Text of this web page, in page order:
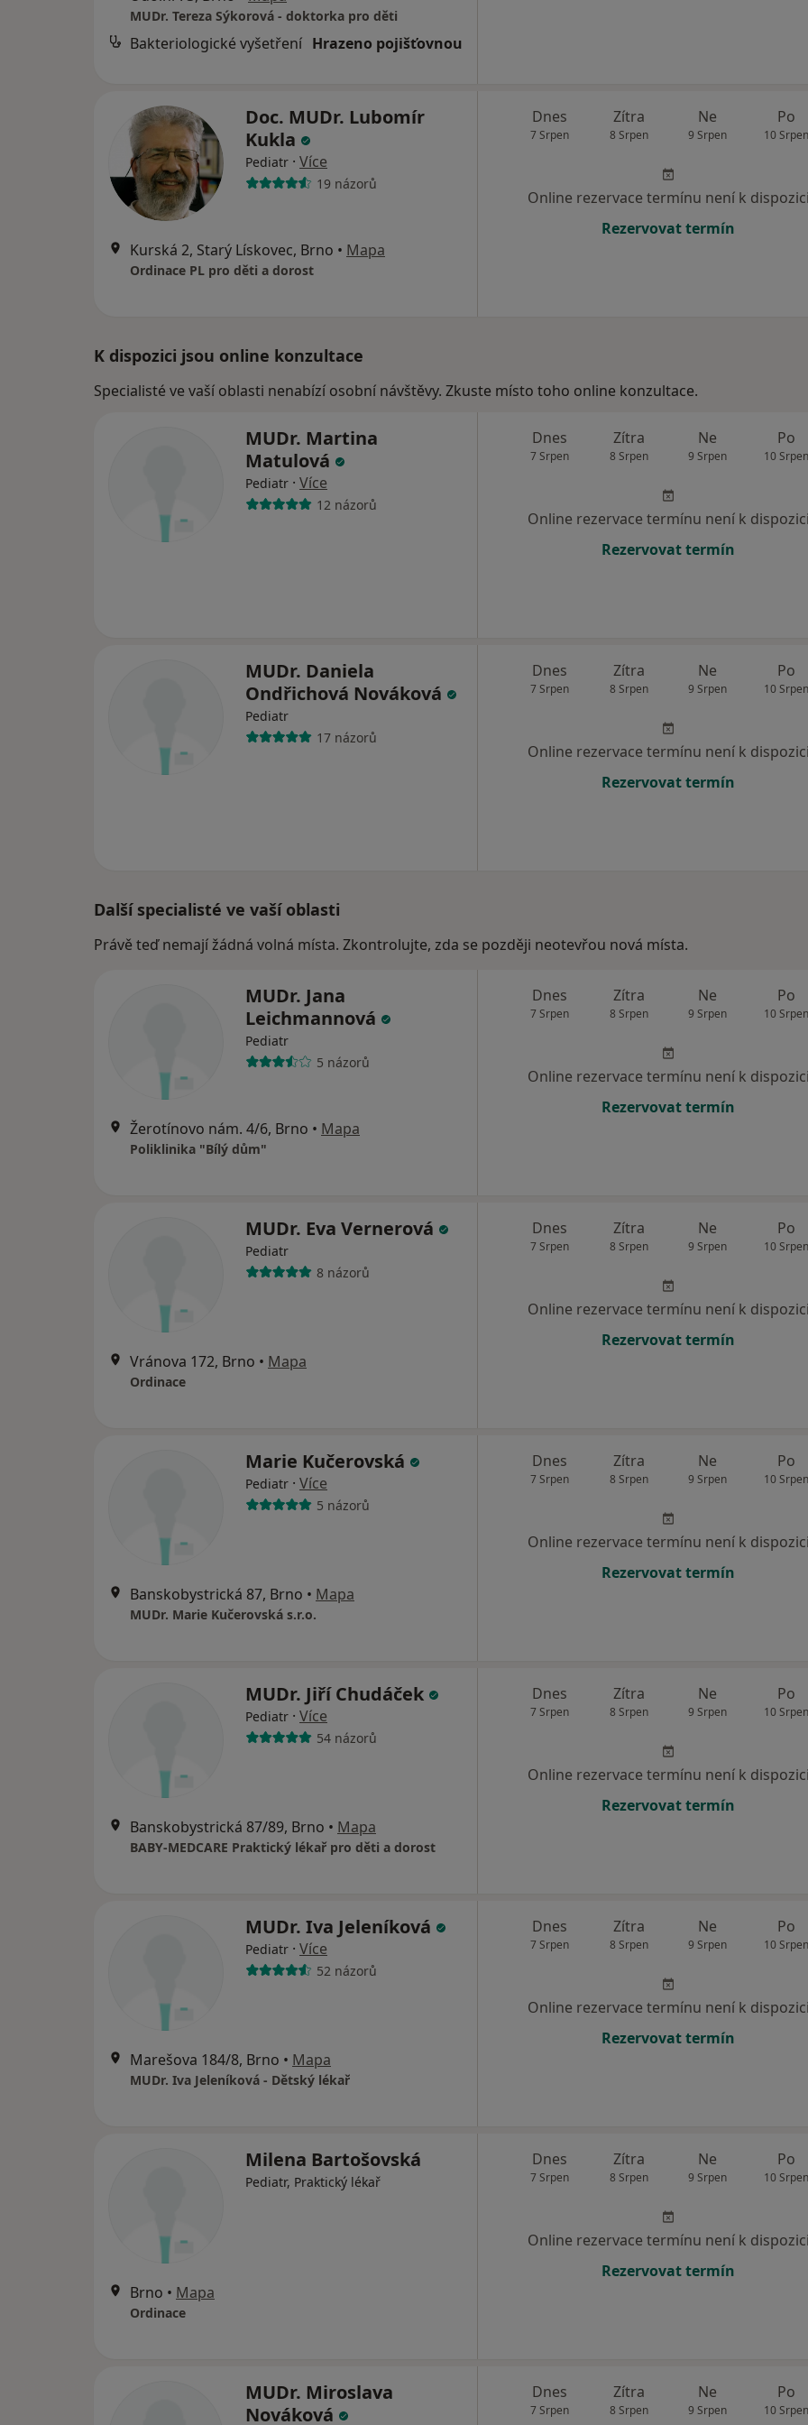
MUDr. Tereza Sýkorová - doktorka pro děti
Bakteriologické vyšetření Hrazeno pojišťovnou
Doc. MUDr. Lubomír
Kukla
Pediatr · Více
19 názorů
Kurská 2, Starý Lískovec, Brno • Mapa
Ordinace PL pro děti a dorost
Dnes
7 Srpen
Zítra
8 Srpen
Ne
9 Srpen
Po
10 Srpen
Online rezervace termínu není k dispozici
Rezervovat termín
K dispozici jsou online konzultace
Specialisté ve vaší oblasti nenabízí osobní návštěvy. Zkuste místo toho online konzultace.
MUDr. Martina
Matulová
Pediatr · Více
12 názorů
Dnes
7 Srpen
Zítra
8 Srpen
Ne
9 Srpen
Po
10 Srpen
Online rezervace termínu není k dispozici
Rezervovat termín
MUDr. Daniela
Ondřichová Nováková
Pediatr
17 názorů
Dnes
7 Srpen
Zítra
8 Srpen
Ne
9 Srpen
Po
10 Srpen
Online rezervace termínu není k dispozici
Rezervovat termín
Další specialisté ve vaší oblasti
Právě teď nemají žádná volná místa. Zkontrolujte, zda se později neotevřou nová místa.
MUDr. Jana
Leichmannová
Pediatr
5 názorů
Žerotínovo nám. 4/6, Brno • Mapa
Poliklinika "Bílý dům"
Dnes
7 Srpen
Zítra
8 Srpen
Ne
9 Srpen
Po
10 Srpen
Online rezervace termínu není k dispozici
Rezervovat termín
MUDr. Eva Vernerová
Pediatr
8 názorů
Vránova 172, Brno • Mapa
Ordinace
Dnes
7 Srpen
Zítra
8 Srpen
Ne
9 Srpen
Po
10 Srpen
Online rezervace termínu není k dispozici
Rezervovat termín
Marie Kučerovská
Pediatr · Více
5 názorů
Banskobystrická 87, Brno • Mapa
MUDr. Marie Kučerovská s.r.o.
Dnes
7 Srpen
Zítra
8 Srpen
Ne
9 Srpen
Po
10 Srpen
Online rezervace termínu není k dispozici
Rezervovat termín
MUDr. Jiří Chudáček
Pediatr · Více
54 názorů
Banskobystrická 87/89, Brno • Mapa
BABY-MEDCARE Praktický lékař pro děti a dorost
Dnes
7 Srpen
Zítra
8 Srpen
Ne
9 Srpen
Po
10 Srpen
Online rezervace termínu není k dispozici
Rezervovat termín
MUDr. Iva Jeleníková
Pediatr · Více
52 názorů
Marešova 184/8, Brno • Mapa
MUDr. Iva Jeleníková - Dětský lékař
Dnes
7 Srpen
Zítra
8 Srpen
Ne
9 Srpen
Po
10 Srpen
Online rezervace termínu není k dispozici
Rezervovat termín
Milena Bartošovská
Pediatr, Praktický lékař
Brno • Mapa
Ordinace
Dnes
7 Srpen
Zítra
8 Srpen
Ne
9 Srpen
Po
10 Srpen
Online rezervace termínu není k dispozici
Rezervovat termín
MUDr. Miroslava
Nováková
Dnes
7 Srpen
Zítra
8 Srpen
Ne
9 Srpen
Po
10 Srpen